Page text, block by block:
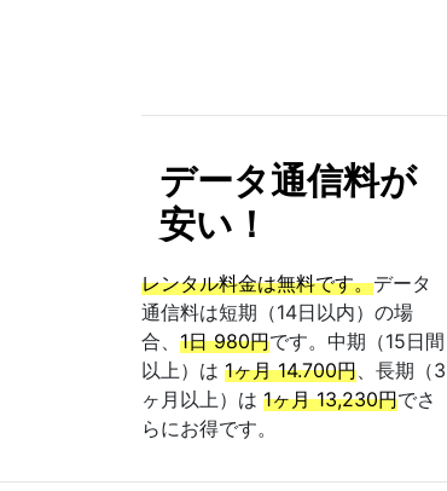
データ通信料が
安い！
レンタル料金は無料です。データ
通信料は短期（14日以内）の場
合、 1日 980円です。中期（15日間
以上）は 1ヶ月 14.700円、長期（3
ヶ月以上）は 1ヶ月 13,230円でさ
らにお得です。